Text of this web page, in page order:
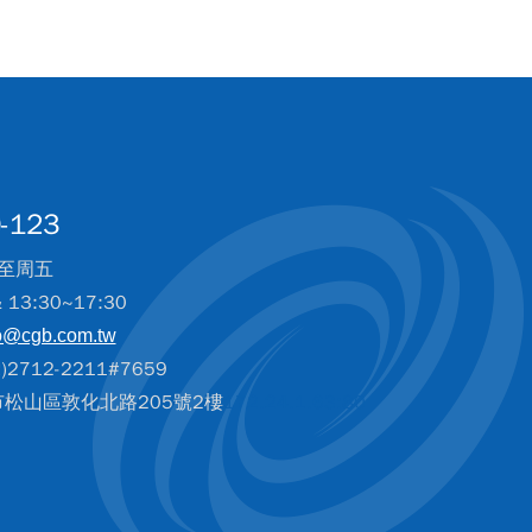
123
周五
13:30~17:30
2211#7659
山區敦化北路205號2樓172.24.1.63:80